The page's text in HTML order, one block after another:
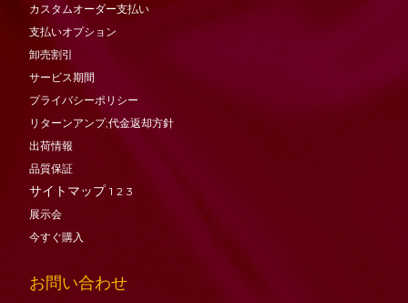
カスタムオーダー支払い
支払いオプション
卸売割引
サービス期間
プライバシーポリシー
リターンアンプ;代金返却方針
出荷情報
品質保証
サイトマップ 1 2 3
展示会
今すぐ購入
お問い合わせ